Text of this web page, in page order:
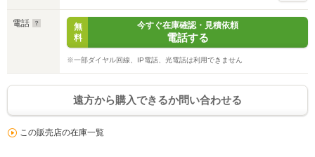
電話
無
料
今すぐ在庫確認・見積依頼
電話する
※一部ダイヤル回線、IP電話、光電話は利用できません
遠方から購入できるか問い合わせる
この販売店の在庫一覧